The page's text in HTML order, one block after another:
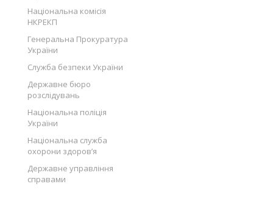
Національна комісія
НКРЕКП
Генеральна Прокуратура
України
Служба безпеки України
Державне бюро
розслідувань
Національна поліція
України
Національна служба
охорони здоров’я
Державне управління
справами